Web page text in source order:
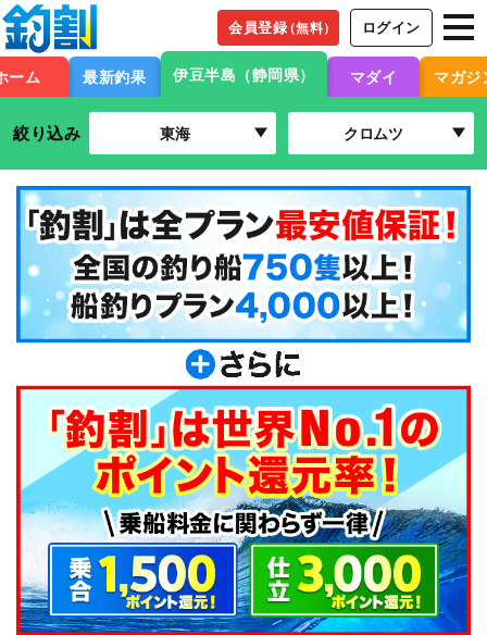
会員登録（無料） ログイン
ーム 最新釣果 伊豆半島（静岡県） マダイ マガジ
絞り込み 東海 クロムツ